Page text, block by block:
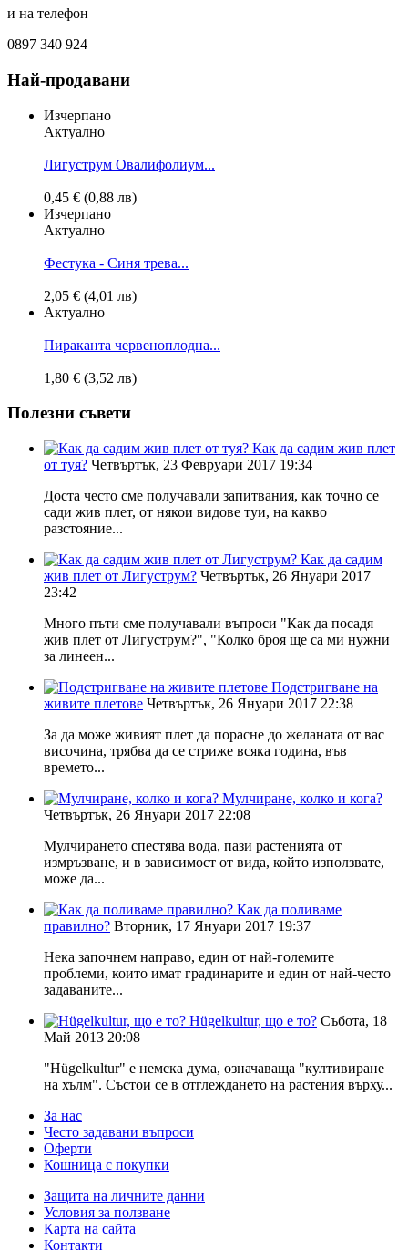
и на телефон
0897 340 924
Най-продавани
Изчерпано
Актуално
Лигуструм Овалифолиум...
0,45 € (0,88 лв)
Изчерпано
Актуално
Фестука - Синя трева...
2,05 € (4,01 лв)
Актуално
Пираканта червеноплодна...
1,80 € (3,52 лв)
Полезни съвети
Как да садим жив плет
от туя? Четвъртък, 23 Февруари 2017 19:34
Доста често сме получавали запитвания, как точно се
сади жив плет, от някои видове туи, на какво
разстояние...
Как да садим
жив плет от Лигуструм? Четвъртък, 26 Януари 2017
23:42
Много пъти сме получавали въпроси "Как да посадя
жив плет от Лигуструм?", "Колко броя ще са ми нужни
за линеен...
Подстригване на
живите плетове Четвъртък, 26 Януари 2017 22:38
За да може живият плет да порасне до желаната от вас
височина, трябва да се стриже всяка година, във
времето...
Мулчиране, колко и кога?
Четвъртък, 26 Януари 2017 22:08
Мулчирането спестява вода, пази растенията от
измръзване, и в зависимост от вида, който използвате,
може да...
Как да поливаме
правилно? Вторник, 17 Януари 2017 19:37
Нека започнем направо, един от най-големите
проблеми, които имат градинарите и един от най-често
задаваните...
Hügelkultur, що е то? Събота, 18
Май 2013 20:08
"Hügelkultur" е немска дума, означаваща "култивиране
на хълм". Състои се в отглеждането на растения върху...
За нас
Често задавани въпроси
Оферти
Кошница с покупки
Защита на личните данни
Условия за ползване
Карта на сайта
Контакти